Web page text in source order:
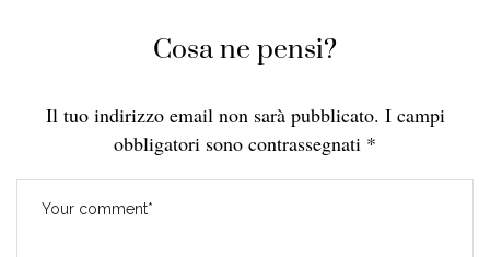
Cosa ne pensi?
Il tuo indirizzo email non sarà pubblicato. I campi
obbligatori sono contrassegnati *